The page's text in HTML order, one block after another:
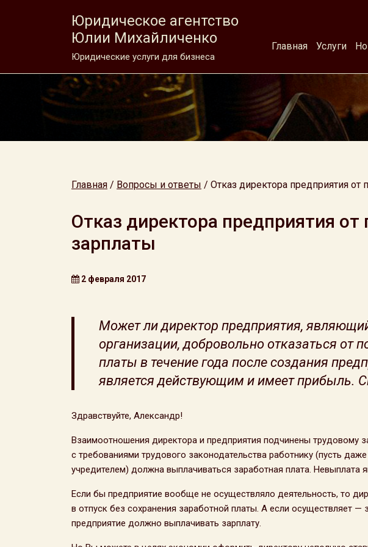
Юридическое агентство
Юлии Михайличенко
Юридические услуги для бизнеса
Главная Услуги
Главная / Вопросы и ответы / Отказ директора предприятия от
Отказ директора предприятия от
зарплаты
2 февраля 2017
Может ли директор предприятия,
организации, добровольно отказаться от
платы в течение года после создания
является действующим и имеет прибыль.
Здравствуйте, Александр!
Взаимоотношения директора и предприятия подчинены трудовому
с требованиями трудового законодательства работнику (пусть
учредителем) должна выплачиваться заработная плата. Невыплата
Если бы предприятие вообще не осуществляло деятельность, то
в отпуск без сохранения заработной платы. А если осуществляет —
предприятие должно выплачивать зарплату.